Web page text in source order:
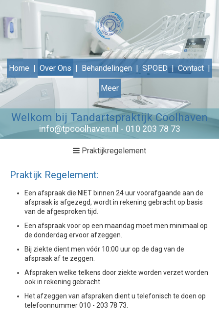
Home Over Ons Behandelingen SPOED Contact
Meer
Welkom bij TandartspraktijkCoolhaven
info@tpcoolhaven.nl - 010 203 78 73
Praktijkregelement
Praktijk Regelement:
Een afspraak die NIET binnen 24 uur voorafgaande aan de
afspraak is afgezegd, wordt in rekening gebracht op basis
van de afgesproken tijd.
Een afspraak voor op een maandag moet men minimaal op
de donderdag ervoor afzeggen.
Bij ziekte dient men vóór 10:00 uur op de dag van de
afspraak af te zeggen.
Afspraken welke telkens door ziekte worden verzet worden
ook in rekening gebracht.
Het afzeggen van afspraken dient u telefonisch te doen op
telefoonnummer 010 - 203 78 73.